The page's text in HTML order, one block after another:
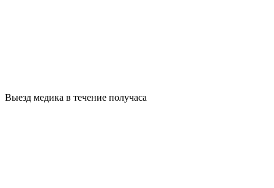
Выезд медика в течение получаса